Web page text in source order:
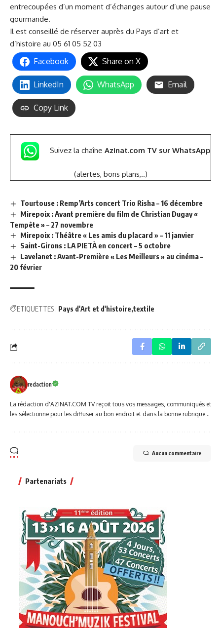
entrecoupées d’un moment d’échanges autour d’une pause
gourmande.
Il est conseillé de réserver auprès du Pays d’art et
d’histoire au 05 61 05 52 03
Facebook Share on X
LinkedIn WhatsApp Email
Copy Link
Suivez la chaîne Azinat.com TV sur WhatsApp
(alertes, bons plans,..)
Tourtouse : Remp’Arts concert Trio Risha – 16 décembre
Mirepoix : Avant première du film de Christian Dugay «
Tempête » – 27 novembre
Mirepoix : Théâtre « Les amis du placard » – 11 janvier
Saint-Girons : LA PIETÀ en concert – 5 octobre
Lavelanet : Avant-Première « Les Meilleurs » au cinéma –
20 février
ETIQUETTES : Pays d'Art et d'histoire textile
redaction
La rédaction d'AZINAT.COM TV reçoit tous vos messages, communiqués et
les sélectionne pour les diffuser au bon endroit et dans la bonne rubrique ..
Aucun commentaire
Partenariats